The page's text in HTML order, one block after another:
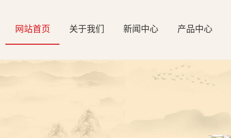
网站首页 关于我们 新闻中心 产品中心